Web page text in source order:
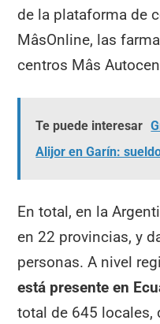
de la plataforma de
MâsOnline, las
centros Mâs
Te puede interesar
Alijor en Garín:
En total, en la
en 22 provincias, y
personas. A nivel
está presente en
total de 645